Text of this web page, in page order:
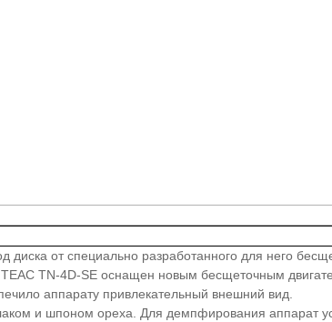
от специально разработанного для него
TN-4D-SE оснащен новым бесщеточным
аппарату привлекательный внешний вид.
и шпоном ореха. Для демпфирования аппарат